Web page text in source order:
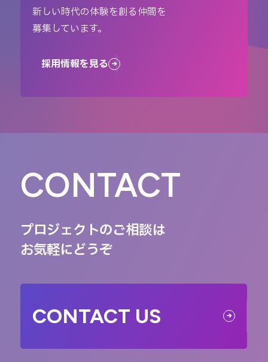
新しい時代の体験を創る仲間を
募集しています。
採用情報を見る
CONTACT
プロジェクトのご相談は
お気軽にどうぞ
CONTACT US